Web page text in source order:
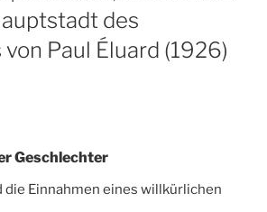
des
Paul Éluard (1926)
Geschlechter
die Einnahmen eines willkürlichen